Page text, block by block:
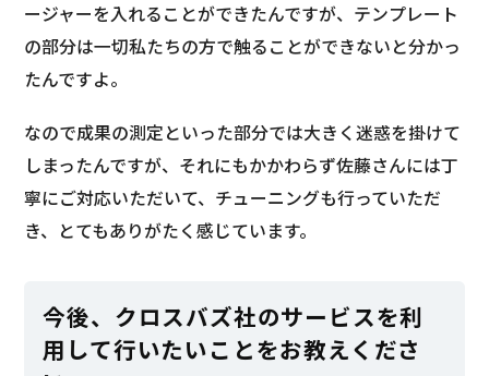
ージャーを入れることができたんですが、テンプレート
の部分は一切私たちの方で触ることができないと分かっ
たんですよ。
なので成果の測定といった部分では大きく迷惑を掛けて
しまったんですが、それにもかかわらず佐藤さんには丁
寧にご対応いただいて、チューニングも行っていただ
き、とてもありがたく感じています。
今後、クロスバズ社のサービスを利
用して行いたいことをお教えくださ